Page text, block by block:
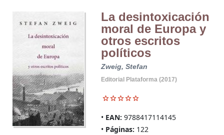
La desintoxicación
moral de Europa y
otros escritos
políticos
Zweig, Stefan
Editorial Plataforma (2017)
EAN: 9788417114145
Páginas: 122